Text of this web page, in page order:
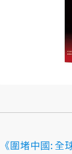
《圍堵中國: